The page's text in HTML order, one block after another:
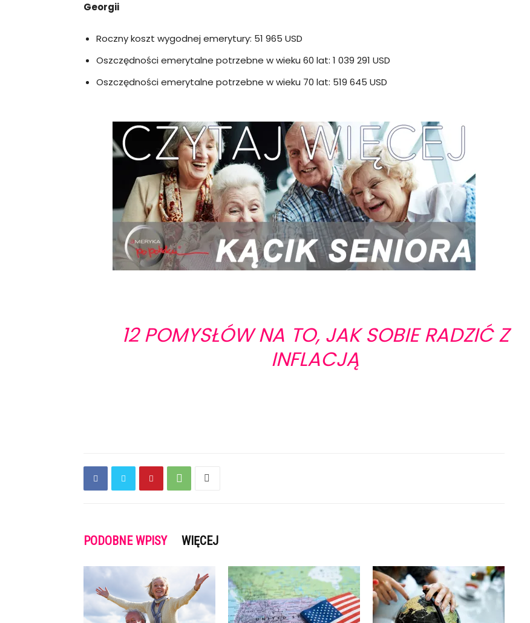
Georgii
Roczny koszt wygodnej emerytury: 51 965 USD
Oszczędności emerytalne potrzebne w wieku 60 lat: 1 039 291 USD
Oszczędności emerytalne potrzebne w wieku 70 lat: 519 645 USD
12 POMYSŁÓW NA TO, JAK SOBIE RADZIĆ Z
INFLACJĄ
PODOBNE WPISY WIĘCEJ